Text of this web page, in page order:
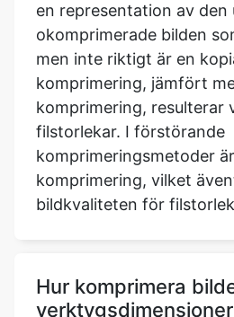
komprimering, jämfört
komprimering, resulterar
filstorlekar. I förstörande
komprimeringsmetoder
komprimering, vilket
bildkvaliteten för
Hur komprimera
Klicka på Välj fil för att